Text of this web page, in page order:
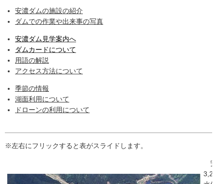
安濃ダムの施設の紹介
ダムでの作業や出来事の写真
安濃ダム見学案内へ
ダムカードについて
用語の解説
アクセス方法について
季節の情報
湖面利用について
ドローンの利用について
※左右にフリックすると表がスライドします。
安